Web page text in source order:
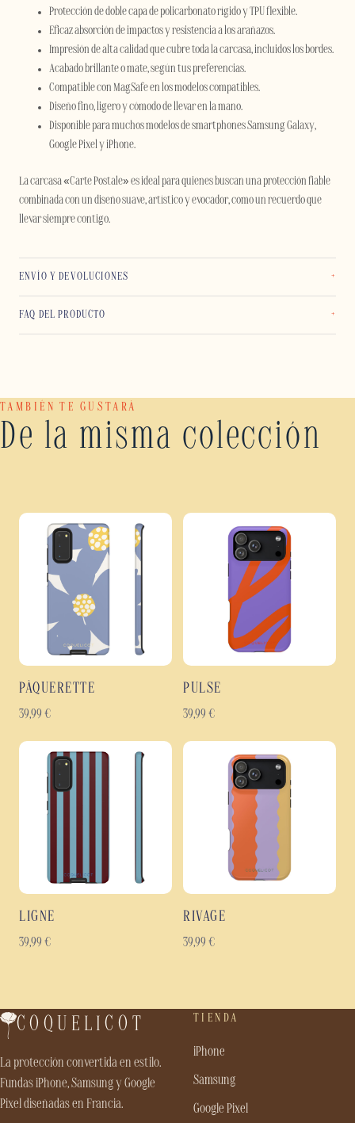
Protección de doble capa de policarbonato rígido y TPU flexible.
Eficaz absorción de impactos y resistencia a los arañazos.
Impresión de alta calidad que cubre toda la carcasa, incluidos los bordes.
Acabado brillante o mate, según tus preferencias.
Compatible con MagSafe en los modelos compatibles.
Diseño fino, ligero y cómodo de llevar en la mano.
Disponible para muchos modelos de smartphones Samsung Galaxy,
Google Pixel y iPhone.
La carcasa «Carte Postale» es ideal para quienes buscan una protección fiable
combinada con un diseño suave, artístico y evocador, como un recuerdo que
llevar siempre contigo.
ENVÍO Y DEVOLUCIONES
FAQ DEL PRODUCTO
TAMBIÉN TE GUSTARÁ
De la misma colección
PÂQUERETTE
39,99 €
PULSE
39,99 €
LIGNE
39,99 €
RIVAGE
39,99 €
COQUELICOT
La protección convertida en estilo.
Fundas iPhone, Samsung y Google
Pixel diseñadas en Francia.
TIENDA
iPhone
Samsung
Google Pixel